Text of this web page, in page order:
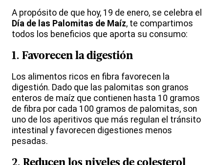
A propósito de que hoy, 19 de enero, se celebra el
Día de las Palomitas de Maíz, te compartimos
todos los beneficios que aporta su consumo:
1. Favorecen la digestión
Los alimentos ricos en fibra favorecen la
digestión. Dado que las palomitas son granos
enteros de maíz que contienen hasta 10 gramos
de fibra por cada 100 gramos de palomitas, son
uno de los aperitivos que más regulan el tránsito
intestinal y favorecen digestiones menos
pesadas.